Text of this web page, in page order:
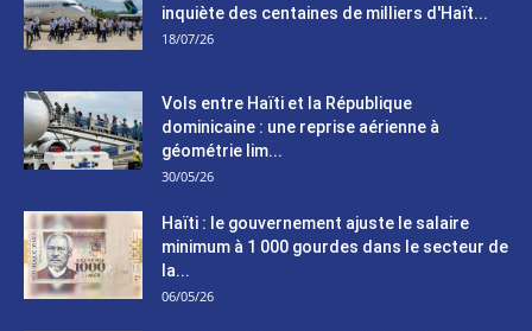
inquiète des centaines de milliers d'Haït...
18/07/26
Vols entre Haïti et la République
dominicaine : une reprise aérienne à
géométrie lim...
30/05/26
Haïti : le gouvernement ajuste le salaire
minimum à 1 000 gourdes dans le secteur de
la...
06/05/26